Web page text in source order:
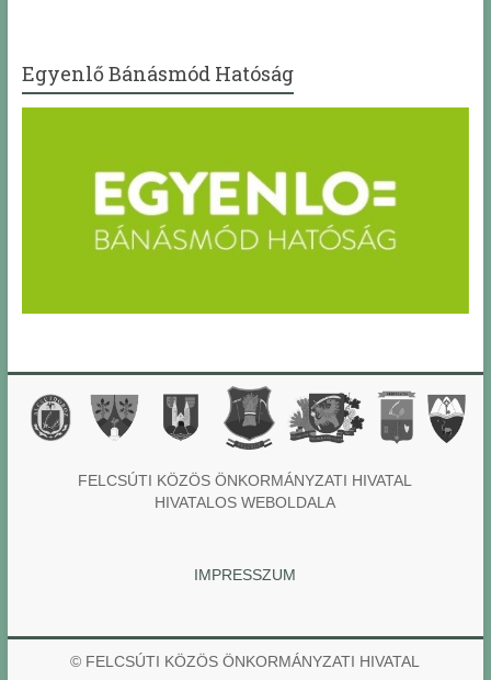
Egyenlő Bánásmód Hatóság
FELCSÚTI KÖZÖS ÖNKORMÁNYZATI HIVATAL
HIVATALOS WEBOLDALA
IMPRESSZUM
© FELCSÚTI KÖZÖS ÖNKORMÁNYZATI HIVATAL